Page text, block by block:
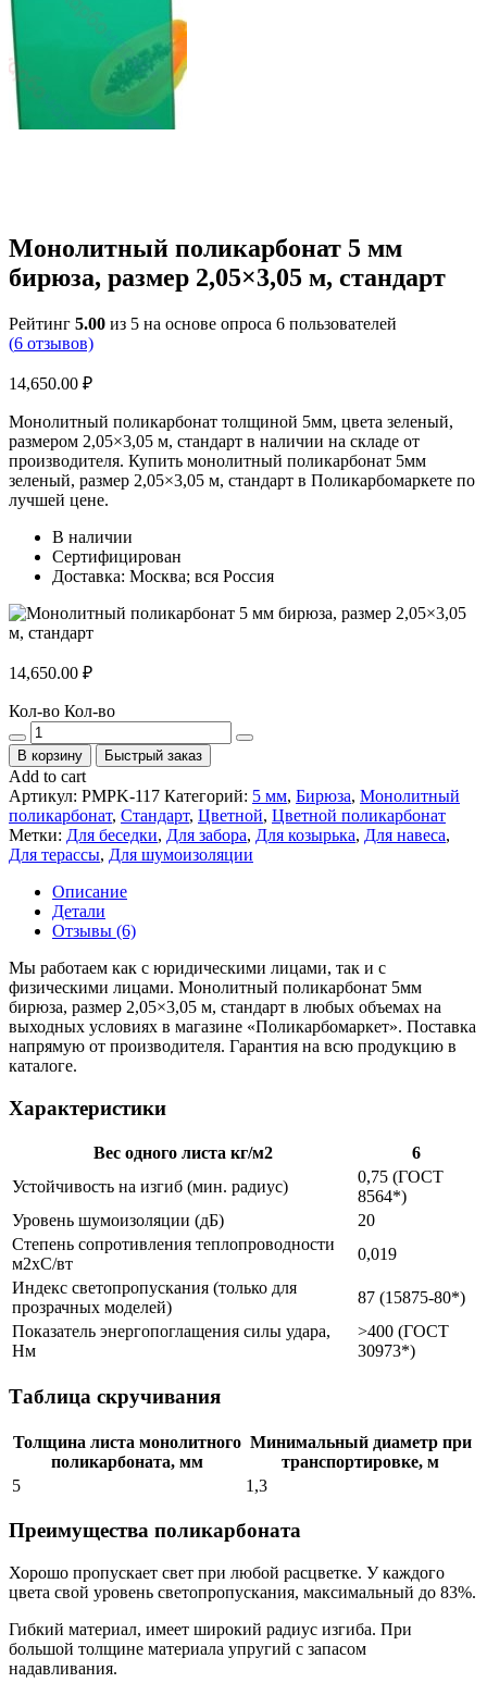
Монолитный поликарбонат 5 мм
бирюза, размер 2,05×3,05 м, стандарт
Рейтинг 5.00 из 5 на основе опроса 6 пользователей
(6 отзывов)
14,650.00 ₽
Монолитный поликарбонат толщиной 5мм, цвета зеленый,
размером 2,05×3,05 м, стандарт в наличии на складе от
производителя. Купить монолитный поликарбонат 5мм
зеленый, размер 2,05×3,05 м, стандарт в Поликарбомаркете по
лучшей цене.
В наличии
Сертифицирован
Доставка: Москва; вся Россия
14,650.00 ₽
Кол-во Кол-во
В корзину Быстрый заказ
Add to cart
Артикул: PMPK-117 Категорий: 5 мм, Бирюза, Монолитный
поликарбонат, Стандарт, Цветной, Цветной поликарбонат
Метки: Для беседки, Для забора, Для козырька, Для навеса,
Для терассы, Для шумоизоляции
Описание
Детали
Отзывы (6)
Мы работаем как с юридическими лицами, так и с
физическими лицами. Монолитный поликарбонат 5мм
бирюза, размер 2,05×3,05 м, стандарт в любых объемах на
выходных условиях в магазине «Поликарбомаркет». Поставка
напрямую от производителя. Гарантия на всю продукцию в
каталоге.
Характеристики
Вес одного листа кг/м2
6
Устойчивость на изгиб (мин. радиус)
0,75 (ГОСТ
8564*)
Уровень шумоизоляции (дБ)
20
Степень сопротивления теплопроводности
м2xС/вт
0,019
Индекс светопропускания (только для
прозрачных моделей)
87 (15875-80*)
Показатель энергопоглащения силы удара,
Нм
>400 (ГОСТ
30973*)
Таблица скручивания
Толщина листа монолитного
поликарбоната, мм
Минимальный диаметр при
транспортировке, м
5
1,3
Преимущества поликарбоната
Хорошо пропускает свет при любой расцветке. У каждого
цвета свой уровень светопропускания, максимальный до 83%.
Гибкий материал, имеет широкий радиус изгиба. При
большой толщине материала упругий с запасом
надавливания.